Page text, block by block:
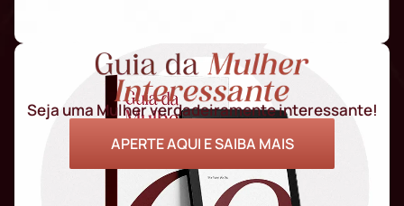
Seja uma Mulher verdadeiramente interessante!
APERTE AQUI E SAIBA MAIS